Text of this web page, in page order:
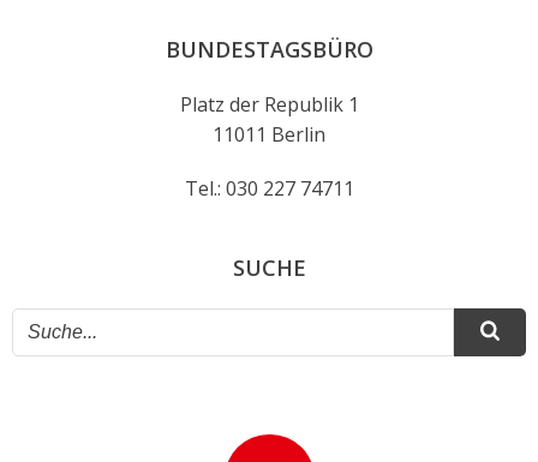
BUNDESTAGSBÜRO
Platz der Republik 1
11011 Berlin
Tel.: 030 227 74711
SUCHE